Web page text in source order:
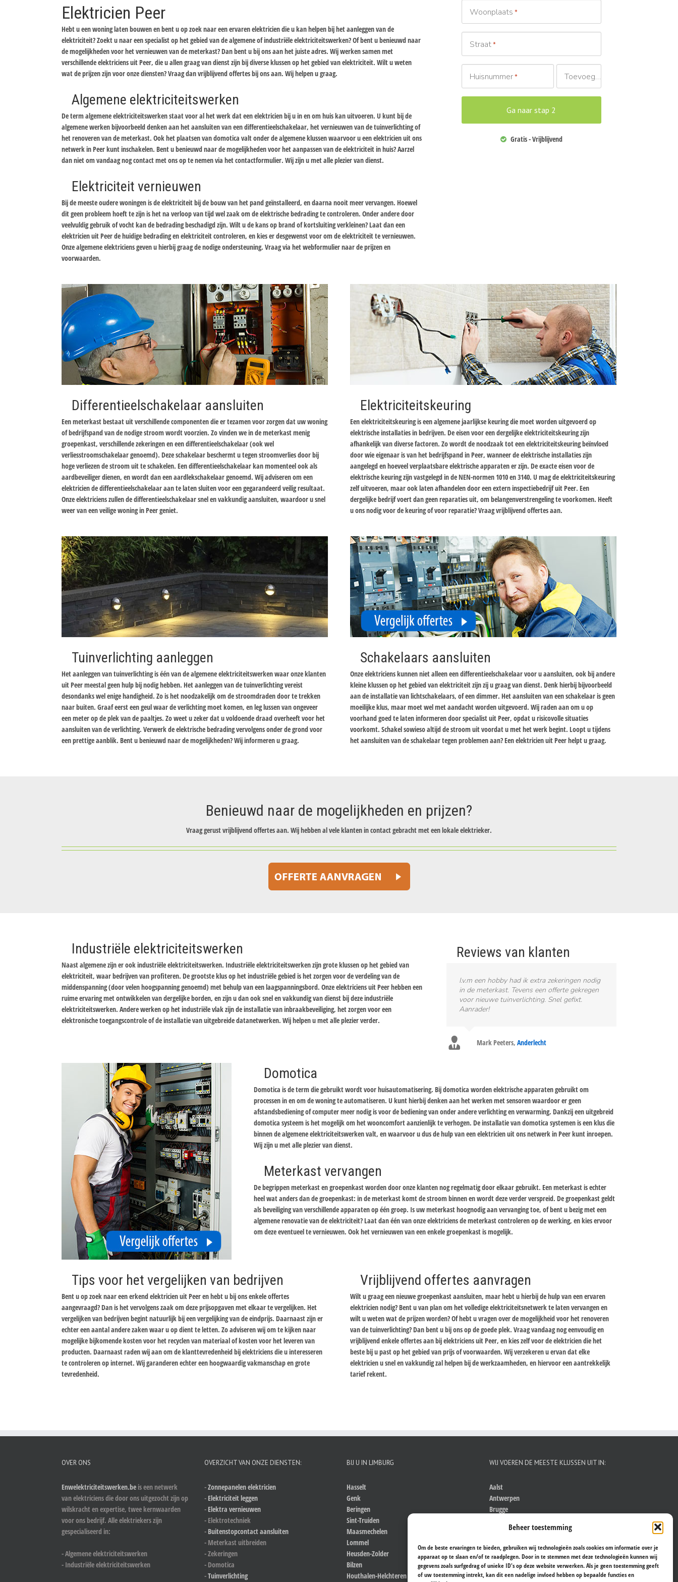
Beheer toestemming
Om de beste ervaringen te bieden, gebruiken wij technologieën zoals cookies om informatie over je
apparaat op te slaan en/of te raadplegen. Door in te stemmen met deze technologieën kunnen wij
gegevens zoals surfgedrag of unieke ID's op deze website verwerken. Als je geen toestemming geeft
of uw toestemming intrekt, kan dit een nadelige invloed hebben op bepaalde functies en
Elektricien Peer
Hebt u een woning laten bouwen en bent u op zoek naar een ervaren elektricien die u kan helpen bij het aanleggen van de
elektriciteit? Zoekt u naar een specialist op het gebied van de algemene of industriële elektriciteitswerken? Of bent u benieuwd naar
de mogelijkheden voor het vernieuwen van de meterkast? Dan bent u bij ons aan het juiste adres. Wij werken samen met
verschillende elektriciens uit Peer, die u allen graag van dienst zijn bij diverse klussen op het gebied van elektriciteit. Wilt u weten
wat de prijzen zijn voor onze diensten? Vraag dan vrijblijvend offertes bij ons aan. Wij helpen u graag.
Algemene elektriciteitswerken
De term algemene elektriciteitswerken staat voor al het werk dat een elektricien bij u in en om huis kan uitvoeren. U kunt bij de
algemene werken bijvoorbeeld denken aan het aansluiten van een differentieelschakelaar, het vernieuwen van de tuinverlichting of
het renoveren van de meterkast. Ook het plaatsen van domotica valt onder de algemene klussen waarvoor u een elektricien uit ons
netwerk in Peer kunt inschakelen. Bent u benieuwd naar de mogelijkheden voor het aanpassen van de elektriciteit in huis? Aarzel
dan niet om vandaag nog contact met ons op te nemen via het contactformulier. Wij zijn u met alle plezier van dienst.
Elektriciteit vernieuwen
Bij de meeste oudere woningen is de elektriciteit bij de bouw van het pand geïnstalleerd, en daarna nooit meer vervangen. Hoewel
dit geen probleem hoeft te zijn is het na verloop van tijd wel zaak om de elektrische bedrading te controleren. Onder andere door
veelvuldig gebruik of vocht kan de bedrading beschadigd zijn. Wilt u de kans op brand of kortsluiting verkleinen? Laat dan een
elektricien uit Peer de huidige bedrading en elektriciteit controleren, en kies er desgewenst voor om de elektriciteit te vernieuwen.
Onze algemene elektriciens geven u hierbij graag de nodige ondersteuning. Vraag via het webformulier naar de prijzen en
voorwaarden.
Woonplaats *
Straat*
Huisnummer* Toevoeging
Gratis - Vrijblijvend
Differentieelschakelaar aansluiten
Een meterkast bestaat uit verschillende componenten die er tezamen voor zorgen dat uw woning
of bedrijfspand van de nodige stroom wordt voorzien. Zo vinden we in de meterkast menig
groepenkast, verschillende zekeringen en een differentieelschakelaar (ook wel
verliesstroomschakelaar genoemd). Deze schakelaar beschermt u tegen stroomverlies door bij
hoge verliezen de stroom uit te schakelen. Een differentieelschakelaar kan momenteel ook als
aardbeveiliger dienen, en wordt dan een aardlekschakelaar genoemd. Wij adviseren om een
elektricien de differentieelschakelaar aan te laten sluiten voor een gegarandeerd veilig resultaat.
Onze elektriciens zullen de differentieelschakelaar snel en vakkundig aansluiten, waardoor u snel
weer van een veilige woning in Peer geniet.
Elektriciteitskeuring
Een elektriciteitskeuring is een algemene jaarlijkse keuring die moet worden uitgevoerd op
elektrische installaties in bedrijven. De eisen voor een dergelijke elektriciteitskeuring zijn
afhankelijk van diverse factoren. Zo wordt de noodzaak tot een elektriciteitskeuring beïnvloed
door wie eigenaar is van het bedrijfspand in Peer, wanneer de elektrische installaties zijn
aangelegd en hoeveel verplaatsbare elektrische apparaten er zijn. De exacte eisen voor de
elektrische keuring zijn vastgelegd in de NEN-normen 1010 en 3140. U mag de elektriciteitskeuring
zelf uitvoeren, maar ook laten afhandelen door een extern inspectiebedrijf uit Peer. Een
dergelijke bedrijf voert dan geen reparaties uit, om belangenverstrengeling te voorkomen. Heeft
u ons nodig voor de keuring of voor reparatie? Vraag vrijblijvend offertes aan.
Tuinverlichting aanleggen
Het aanleggen van tuinverlichting is één van de algemene elektriciteitswerken waar onze klanten
uit Peer meestal geen hulp bij nodig hebben. Het aanleggen van de tuinverlichting vereist
desondanks wel enige handigheid. Zo is het noodzakelijk om de stroomdraden door te trekken
naar buiten. Graaf eerst een geul waar de verlichting moet komen, en leg lussen van ongeveer
een meter op de plek van de paaltjes. Zo weet u zeker dat u voldoende draad overheeft voor het
aansluiten van de verlichting. Verwerk de elektrische bedrading vervolgens onder de grond voor
een prettige aanblik. Bent u benieuwd naar de mogelijkheden? Wij informeren u graag.
Schakelaars aansluiten
Onze elektriciens kunnen niet alleen een differentieelschakelaar voor u aansluiten, ook bij andere
kleine klussen op het gebied van elektriciteit zijn zij u graag van dienst. Denk hierbij bijvoorbeeld
aan de installatie van lichtschakelaars, of een dimmer. Het aansluiten van een schakelaar is geen
moeilijke klus, maar moet wel met aandacht worden uitgevoerd. Wij raden aan om u op
voorhand goed te laten informeren door specialist uit Peer, opdat u risicovolle situaties
voorkomt. Schakel sowieso altijd de stroom uit voordat u met het werk begint. Loopt u tijdens
het aansluiten van de schakelaar tegen problemen aan? Een elektricien uit Peer helpt u graag.
Benieuwd naar de mogelijkheden en prijzen?
Vraag gerust vrijblijvend offertes aan. Wij hebben al vele klanten in contact gebracht met een lokale elektrieker.
Industriële elektriciteitswerken
Naast algemene zijn er ook industriële elektriciteitswerken. Industriële elektriciteitswerken zijn grote klussen op het gebied van
elektriciteit, waar bedrijven van profiteren. De grootste klus op het industriële gebied is het zorgen voor de verdeling van de
middenspanning (door velen hoogspanning genoemd) met behulp van een laagspanningsbord. Onze elektriciens uit Peer hebben een
ruime ervaring met ontwikkelen van dergelijke borden, en zijn u dan ook snel en vakkundig van dienst bij deze industriële
elektriciteitswerken. Andere werken op het industriële vlak zijn de installatie van inbraakbeveiliging, het zorgen voor een
elektronische toegangscontrole of de installatie van uitgebreide datanetwerken. Wij helpen u met alle plezier verder.
Reviews van klanten
I.v.m een hobby had ik extra zekeringen nodig
in de meterkast. Tevens een offerte gekregen
voor nieuwe tuinverlichting. Snel gefixt.
Aanrader!
Mark Peeters, Anderlecht
Domotica
Domotica is de term die gebruikt wordt voor huisautomatisering. Bij domotica worden elektrische apparaten gebruikt om
processen in en om de woning te automatiseren. U kunt hierbij denken aan het werken met sensoren waardoor er geen
afstandsbediening of computer meer nodig is voor de bediening van onder andere verlichting en verwarming. Dankzij een uitgebreid
domotica systeem is het mogelijk om het wooncomfort aanzienlijk te verhogen. De installatie van domotica systemen is een klus die
binnen de algemene elektriciteitswerken valt, en waarvoor u dus de hulp van een elektricien uit ons netwerk in Peer kunt inroepen.
Wij zijn u met alle plezier van dienst.
Meterkast vervangen
De begrippen meterkast en groepenkast worden door onze klanten nog regelmatig door elkaar gebruikt. Een meterkast is echter
heel wat anders dan de groepenkast: in de meterkast komt de stroom binnen en wordt deze verder verspreid. De groepenkast geldt
als beveiliging van verschillende apparaten op één groep. Is uw meterkast hoognodig aan vervanging toe, of bent u bezig met een
algemene renovatie van de elektriciteit? Laat dan één van onze elektriciens de meterkast controleren op de werking, en kies ervoor
om deze eventueel te vernieuwen. Ook het vernieuwen van een enkele groepenkast is mogelijk.
Tips voor het vergelijken van bedrijven
Bent u op zoek naar een erkend elektricien uit Peer en hebt u bij ons enkele offertes
aangevraagd? Dan is het vervolgens zaak om deze prijsopgaven met elkaar te vergelijken. Het
vergelijken van bedrijven begint natuurlijk bij een vergelijking van de eindprijs. Daarnaast zijn er
echter een aantal andere zaken waar u op dient te letten. Zo adviseren wij om te kijken naar
mogelijke bijkomende kosten voor het recyclen van materiaal of kosten voor het leveren van
producten. Daarnaast raden wij aan om de klanttevredenheid bij elektriciens die u interesseren
te controleren op internet. Wij garanderen echter een hoogwaardig vakmanschap en grote
tevredenheid.
Vrijblijvend offertes aanvragen
Wilt u graag een nieuwe groepenkast aansluiten, maar hebt u hierbij de hulp van een ervaren
elektricien nodig? Bent u van plan om het volledige elektriciteitsnetwerk te laten vervangen en
wilt u weten wat de prijzen worden? Of hebt u vragen over de mogelijkheid voor het renoveren
van de tuinverlichting? Dan bent u bij ons op de goede plek. Vraag vandaag nog eenvoudig en
vrijblijvend enkele offertes aan bij elektriciens uit Peer, en kies zelf voor de elektricien die het
beste bij u past op het gebied van prijs of voorwaarden. Wij verzekeren u ervan dat elke
elektricien u snel en vakkundig zal helpen bij de werkzaamheden, en hiervoor een aantrekkelijk
tarief rekent.
OVER ONS
Enwelektriciteitswerken.be is een netwerk
van elektriciens die door ons uitgezocht zijn op
wilskracht en expertise, twee kernwaarden
voor ons bedrijf. Alle elektriekers zijn
gespecialiseerd in:
- Algemene elektriciteitswerken
- Industriële elektriciteitswerken
OVERZICHT VAN ONZE DIENSTEN:
-Zonnepanelen elektricien
- Elektriciteit leggen
- Elektra vernieuwen
- Elektrotechniek
- Buitenstopcontact aansluiten
- Meterkast uitbreiden
- Zekeringen
- Domotica
-Tuinverlichting
BIJ U IN LIMBURG
Hasselt
Genk
Beringen
Sint-Truiden
Maasmechelen
Lommel
Heusden-Zolder
Bilzen
Houthalen-Helchteren
WIJ VOEREN DE MEESTE KLUSSEN UIT IN:
Aalst
Antwerpen
Brugge
Kortrijk
Leuven
Sint-Niklaas